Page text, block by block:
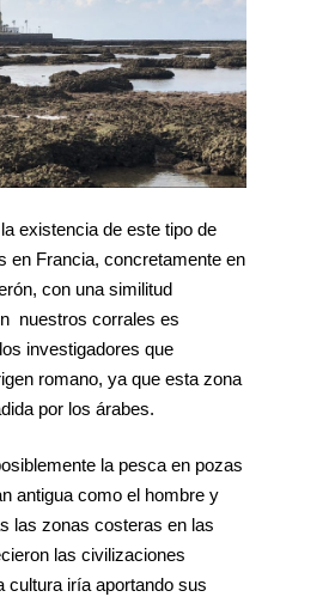
existencia de este tipo de
en Francia, concretamente en
con una similitud
nuestros corrales es
investigadores que
romano, ya que esta zona
por los árabes.
la pesca en pozas
antigua como el hombre y
las zonas costeras en las
las civilizaciones
cultura iría aportando sus